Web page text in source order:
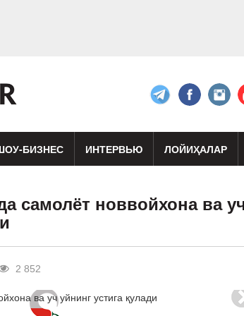
БИЗНЕС ИНТЕРВЬЮ ЛОЙИҲАЛАР
самолёт новвойхона ва
2 852